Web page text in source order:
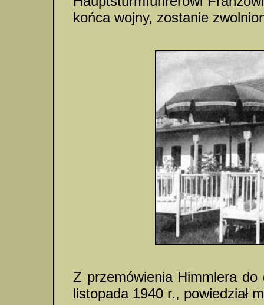
końca wojny, zostanie
Z przemówienia Himmlera
listopada 1940 r., powiedział